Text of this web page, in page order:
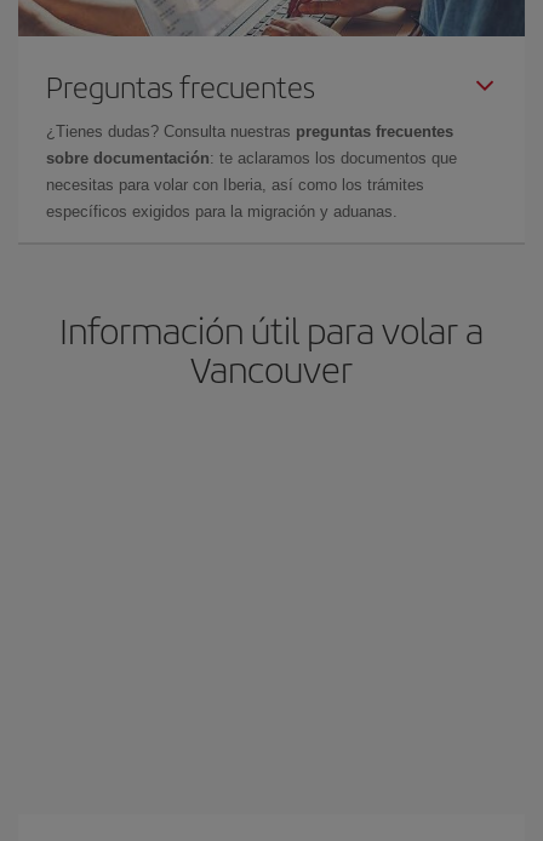
Preguntas frecuentes
¿Tienes dudas? Consulta nuestras preguntas frecuentes
sobre documentación: te aclaramos los documentos que
necesitas para volar con Iberia, así como los trámites
específicos exigidos para la migración y aduanas.
Información útil para volar a
Vancouver